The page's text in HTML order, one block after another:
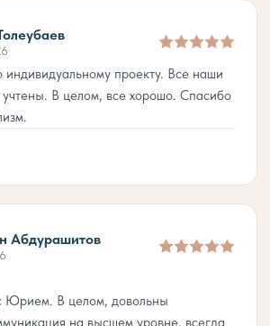
проекту. Все наши
В целом, все хорошо. Спасибо
Абдурашитов
Юрием. В целом, довольны
на высшем уровне, всегда